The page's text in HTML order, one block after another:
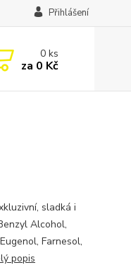
Přihlášení
0ks
za 0 Kč
sladká i
Alcohol,
Farnesol,
popis